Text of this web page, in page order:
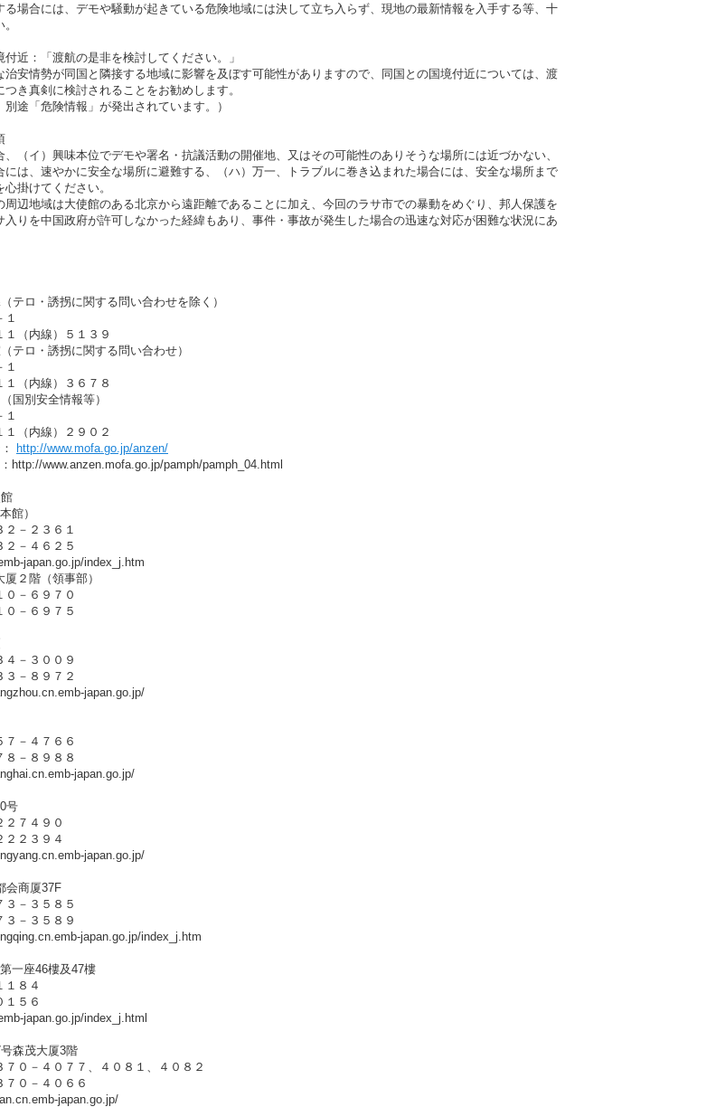
場合には、デモや騒動が起きている危険地域には決して立ち入らず、現地の最新情報を入手する等、十
付近：「渡航の是非を検討してください。」
治安情勢が同国と隣接する地域に影響を及ぼす可能性がありますので、同国との国境付近については、渡
き真剣に検討されることをお勧めします。
別途「危険情報」が発出されています。）
（イ）興味本位でデモや署名・抗議活動の開催地、又はその可能性のありそうな場所には近づかない、
には、速やかに安全な場所に避難する、（ハ）万一、トラブルに巻き込まれた場合には、安全な場所まで
掛けてください。
周辺地域は大使館のある北京から遠距離であることに加え、今回のラサ市での暴動をめぐり、邦人保護を
入りを中国政府が許可しなかった経緯もあり、事件・事故が発生した場合の迅速な対応が困難な状況にあ
テロ・誘拐に関する問い合わせを除く）
１
（内線）５１３９
テロ・誘拐に関する問い合わせ）
１
（内線）３６７８
国別安全情報等）
１
（内線）２９０２
http://www.mofa.go.jp/anzen/
http://www.anzen.mofa.go.jp/pamph/pamph_04.html
館）
－２３６１
２－４６２５
japan.go.jp/index_j.htm
２階（領事部）
－６９７０
０－６９７５
－３００９
３－８９７２
japan.go.jp/
－４７６６
８－８９８８
japan.go.jp/
号
７４９０
２２３９４
japan.go.jp/
会商厦37F
－３５８５
３－３５８９
japan.go.jp/index_j.htm
一座46樓及47樓
８４
１５６
japan.go.jp/index_j.html
森茂大厦3階
０－４０７７、４０８１、４０８２
７０－４０６６
japan.go.jp/